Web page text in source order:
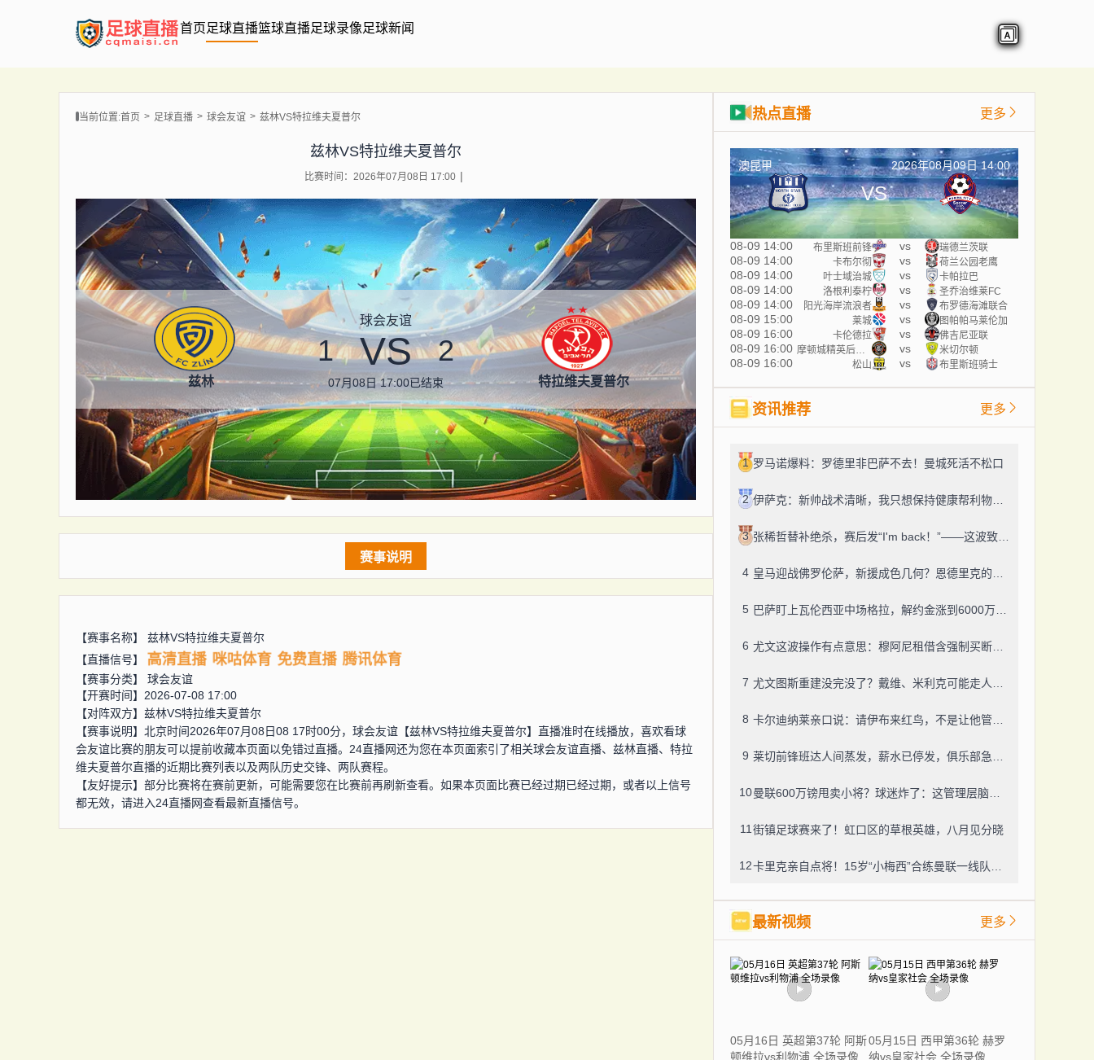
首页足球直播篮球直播足球录像足球新闻
当前位置:首页 足球直播 球会友谊 兹林VS特拉维夫夏普尔
兹林VS特拉维夫夏普尔
比赛时间：2026年07月08日 17:00
兹林
球会友谊
1 VS 2
07月08日 17:00已结束 特拉维夫夏普尔
赛事说明
【赛事名称】 兹林VS特拉维夫夏普尔
【直播信号】
高清直播 咪咕体育 免费直播 腾讯体育
【赛事分类】 球会友谊
【开赛时间】2026-07-08 17:00
【对阵双方】 兹林VS特拉维夫夏普尔
【赛事说明】北京时间2026年07月08日08 17时00分，球会友谊【兹林VS特拉维夫夏普尔】直播准时在线播放，喜欢看球
会友谊比赛的朋友可以提前收藏本页面以免错过直播。24直播网还为您在本页面索引了相关球会友谊直播、兹林直播、特拉
维夫夏普尔直播的近期比赛列表以及两队历史交锋、两队赛程。
【友好提示】部分比赛将在赛前更新，可能需要您在比赛前再刷新查看。如果本页面比赛已经过期已经过期，或者以上信号
都无效，请进入24直播网查看最新直播信号。
热点直播 更多
澳昆甲 2026年08月09日 14:00
VS
08-09 14:00 布里斯班前锋 vs 瑞德兰茨联
08-09 14:00 卡布尔彻 vs 荷兰公园老鹰
08-09 14:00 叶士域治城 vs 卡帕拉巴
08-09 14:00 洛根利泰柠 vs 圣乔治维莱FC
08-09 14:00 阳光海岸流浪者 vs 布罗德海滩联合
08-09 15:00 莱城 vs 图帕帕马莱伦加
08-09 16:00 卡伦德拉 vs 佛吉尼亚联
08-09 16:00 vs 米切尔顿
08-09 16:00 松山 vs 布里斯班骑士
资讯推荐 更多
1 罗马诺爆料：罗德里非巴萨不去！曼城死活不松口
2
3
4
5
6
7
8
9
10
11 街镇足球赛来了！虹口区的草根英雄，八月见分晓
12
最新视频 更多
05月16日 英超第37轮 阿斯
顿维拉vs利物浦 全场录像
05月15日 西甲第36轮 赫罗
纳vs皇家社会 全场录像